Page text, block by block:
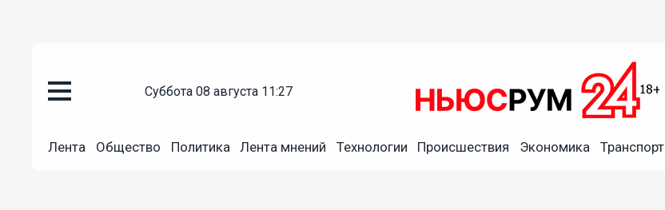
суббота 08 августа 11:27
Лента Общество Политика Лента мнений Технологии Происшествия Экономика Транспорт
оказания услуг проведет для нижегородцев Росреестр 17